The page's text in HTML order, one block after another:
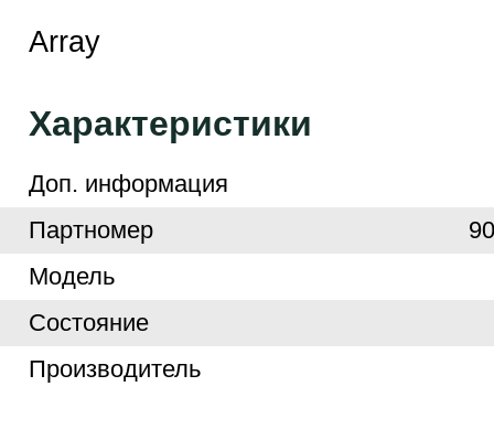
Array
Характеристики
Доп. информация
Партномер
Модель
Cостояние
Производитель